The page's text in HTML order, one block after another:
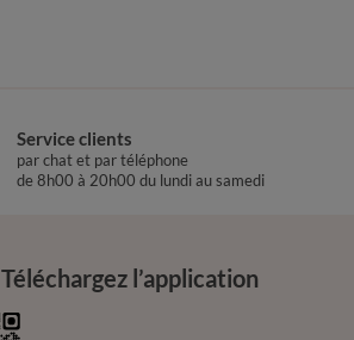
Service clients
par chat et par téléphone
de 8h00 à 20h00 du lundi au samedi
Téléchargez l’application